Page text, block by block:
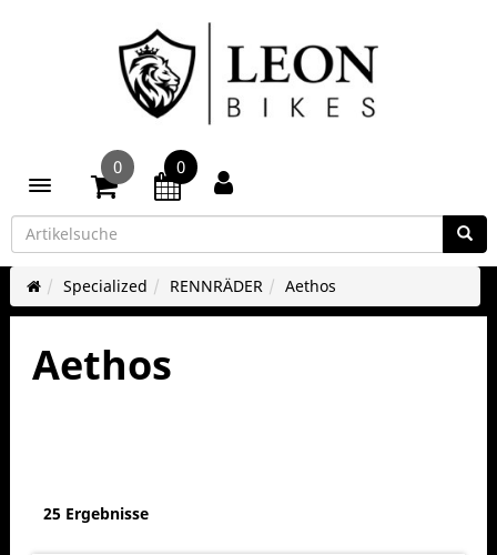
Toggle navigation
0 0
Specialized RENNRÄDER Aethos
Aethos
25 Ergebnisse